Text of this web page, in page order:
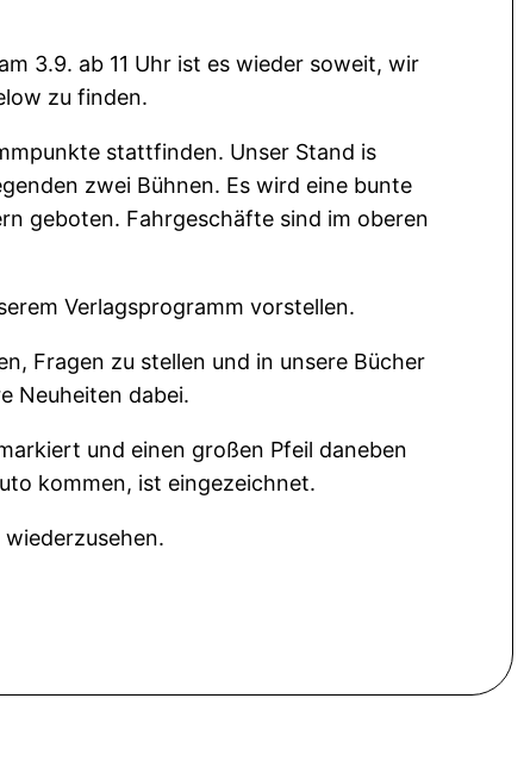
3.9. ab 11 Uhr ist es wieder soweit, wir
zu finden.
stattfinden. Unser Stand is
zwei Bühnen. Es wird eine bunte
geboten. Fahrgeschäfte sind im oberen
Verlagsprogramm vorstellen.
Fragen zu stellen und in unsere Bücher
Neuheiten dabei.
und einen großen Pfeil daneben
kommen, ist eingezeichnet.